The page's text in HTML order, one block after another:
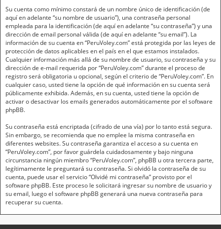
Su cuenta como mínimo constará de un nombre único de identificación (de
aquí en adelante “su nombre de usuario”), una contraseña personal
empleada para la identificación (de aquí en adelante “su contraseña”) y una
dirección de email personal válida (de aquí en adelante “su email”). La
información de su cuenta en “PeruVoley.com” está protegida por las leyes de
protección de datos aplicables en el país en el que estamos instalados.
Cualquier información más allá de su nombre de usuario, su contraseña y su
dirección de e-mail requerida por “PeruVoley.com” durante el proceso de
registro será obligatoria u opcional, según el criterio de “PeruVoley.com”. En
cualquier caso, usted tiene la opción de qué información en su cuenta será
públicamente exhibida. Además, en su cuenta, usted tiene la opción de
activar o desactivar los emails generados automáticamente por el software
phpBB.
Su contraseña está encriptada (cifrado de una vía) por lo tanto está segura.
Sin embargo, se recomienda que no emplee la misma contraseña en
diferentes websites. Su contraseña garantiza el acceso a su cuenta en
“PeruVoley.com”, por favor guárdela cuidadosamente y bajo ninguna
circunstancia ningún miembro “PeruVoley.com”, phpBB u otra tercera parte,
legítimamente le preguntará su contraseña. Si olvidó la contraseña de su
cuenta, puede usar el servicio “Olvidé mi contraseña” provisto por el
software phpBB. Este proceso le solicitará ingresar su nombre de usuario y
su email, luego el software phpBB generará una nueva contraseña para
recuperar su cuenta.